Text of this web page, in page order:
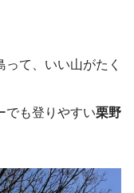
て、いい山がたく
でも登りやすい栗野